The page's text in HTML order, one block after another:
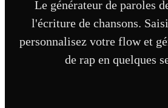
Le générateur de paroles
l'écriture de chansons.
personnalisez votre flow et
de rap en quelques